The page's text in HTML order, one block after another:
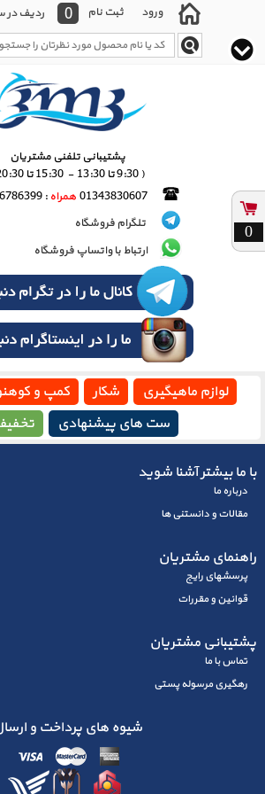
ورود ثبت نام 0 ردیف در
پشتیبانی تلفنی مشتریان
( 9:30 تا 13:30 - 15:30 تا 20:30 )
01343830607 همراه : 09216786399
تلگرام فروشگاه
ارتباط با واتساپ فروشگاه
لوازم ماهیگیری شکار کمپ و
ست های پیشنهادی
با ما بیشتر آشنا شوید
درباره ما
مقالات و دانستنی ها
راهنمای مشتریان
پرسشهای رايج
قوانین و مقررات
پشتیبانی مشتریان
تماس با ما
رهگیری مرسوله پستی
شیوه های پرداخت و
0